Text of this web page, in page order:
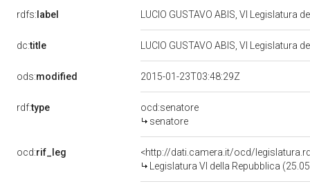
rdfs: label LUCIO GUSTAVO ABIS, VI Legislatura
dc:title LUCIO GUSTAVO ABIS, VI Legislatura
ods:modified 2015-01-23T03:48:29Z
rdf:type
ocd:senatore
senatore
ocd:rif_leg
<http://dati.camera.it/ocd/
Legislatura VI della Repubblica